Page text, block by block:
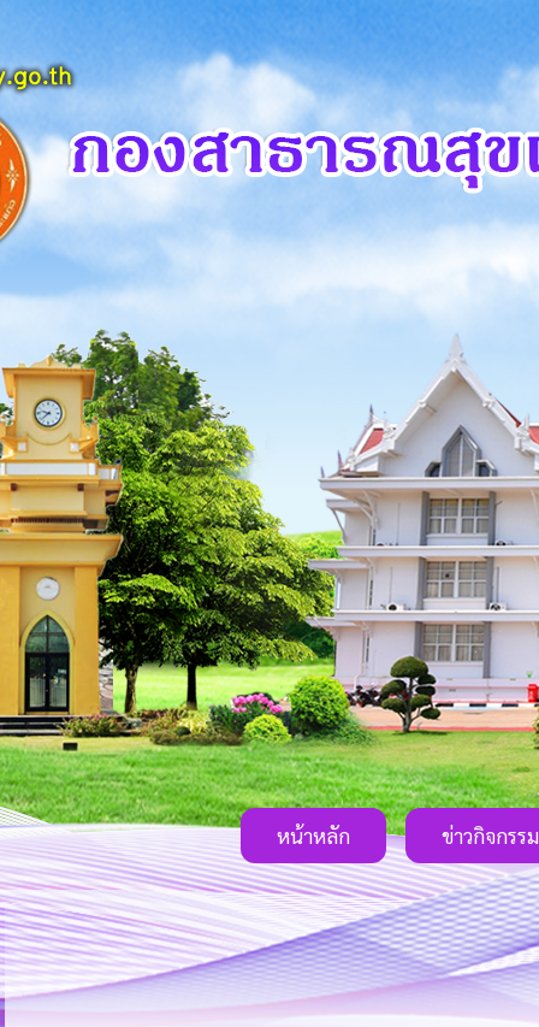
หน้าหลัก ข่าวกิจกรรม